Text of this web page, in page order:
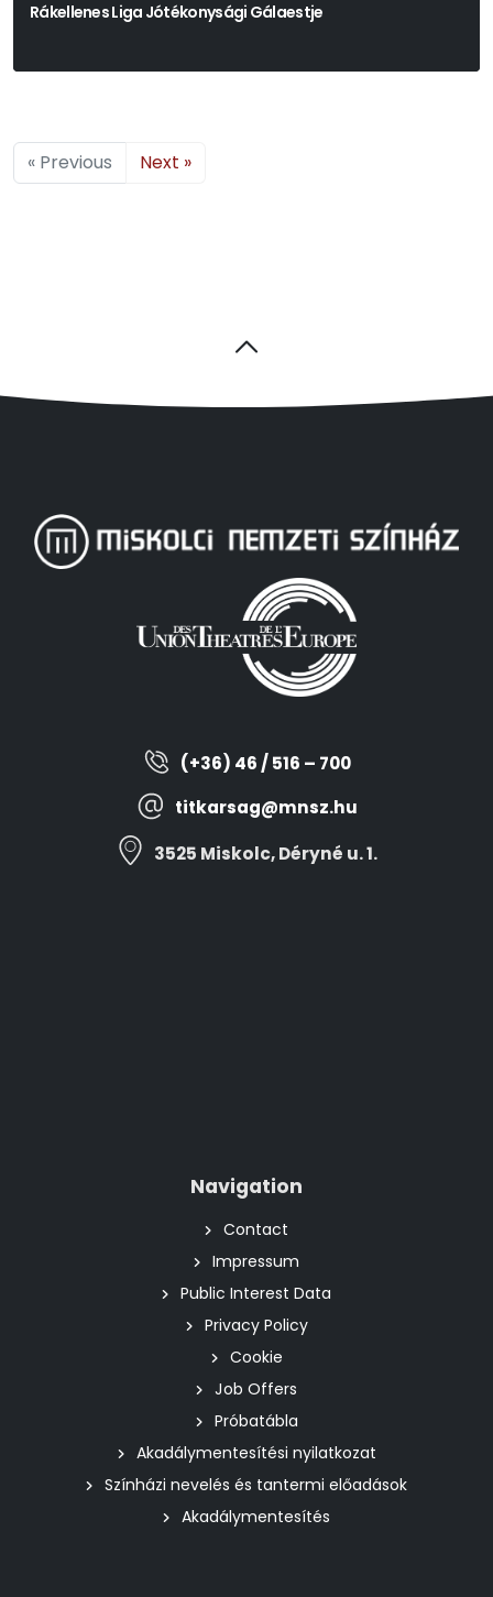
Rákellenes Liga Jótékonysági Gálaestje
« Previous Next »
(+36) 46 / 516 – 700
titkarsag@mnsz.hu
3525 Miskolc, Déryné u. 1.
Navigation
Contact
Impressum
Public Interest Data
Privacy Policy
Cookie
Job Offers
Próbatábla
Akadálymentesítési nyilatkozat
Színházi nevelés és tantermi előadások
Akadálymentesítés